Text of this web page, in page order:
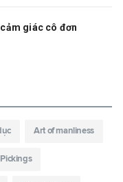
giác cô đơn
Art of manliness